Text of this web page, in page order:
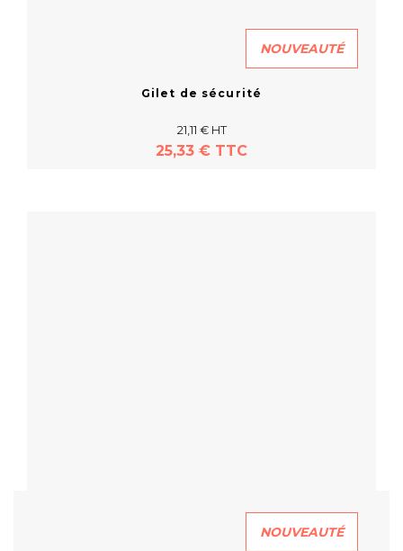
NOUVEAUTÉ
Gilet de sécurité
21,11 € HT
25,33 € TTC
NOUVEAUTÉ